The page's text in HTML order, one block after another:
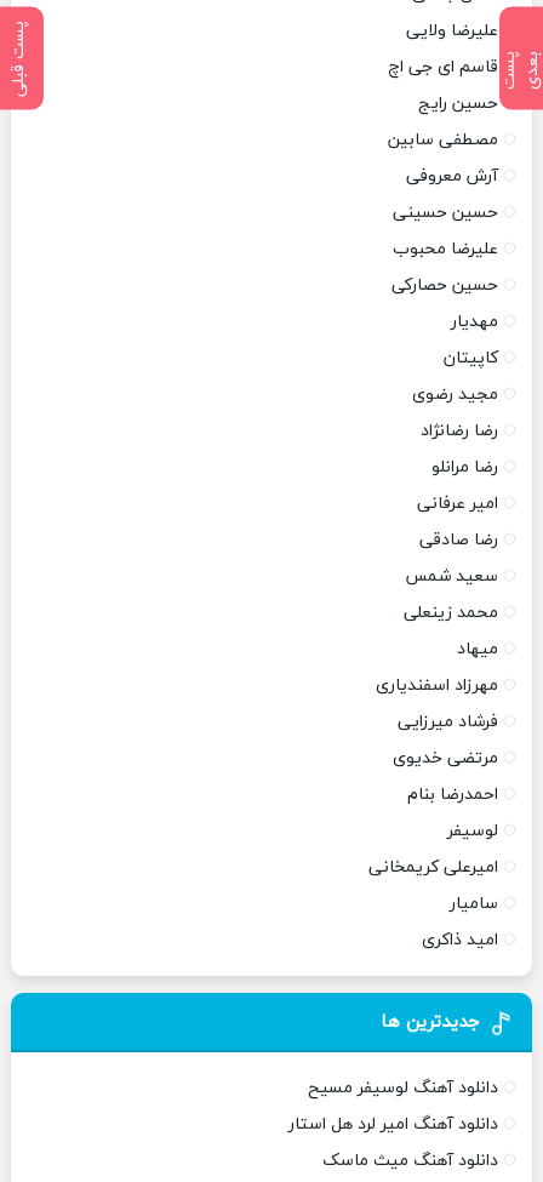
پ
س
ت
ب
ع
د ی پست قبلی
علیرضا ولایی
قاسم ای جی اچ
حسین رایج
مصطفی سابین
آرش معروفی
حسین حسینی
علیرضا محبوب
حسین حصارکی
مهدیار
کاپیتان
مجید رضوی
رضا رضانژاد
رضا مرانلو
امیر عرفانی
رضا صادقی
سعید شمس
محمد زینعلی
میهاد
مهرزاد اسفندیاری
فرشاد میرزایی
مرتضی خدیوی
احمدرضا بنام
لوسیفر
امیرعلی کریمخانی
سامیار
امید ذاکری
جدیدترین ها
دانلود آهنگ لوسیفر مسیح
دانلود آهنگ امیر لرد هل استار
دانلود آهنگ میث ماسک